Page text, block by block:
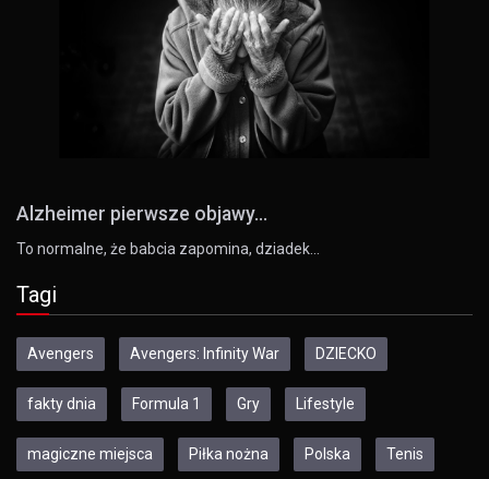
Alzheimer pierwsze objawy...
To normalne, że babcia zapomina, dziadek…
Tagi
Avengers Avengers: Infinity War DZIECKO
fakty dnia Formula 1 Gry Lifestyle
magiczne miejsca Piłka nożna Polska Tenis